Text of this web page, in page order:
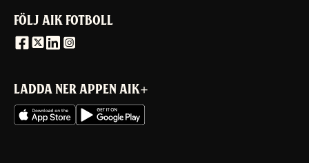
FÖLJ AIK FOTBOLL
LADDA NER APPEN AIK+